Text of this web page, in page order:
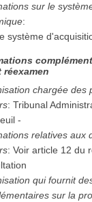
sur le
:
système
chargée des
: Tribunal
-
relatives aux
: Voir article 12 du
qui fournit
sur la